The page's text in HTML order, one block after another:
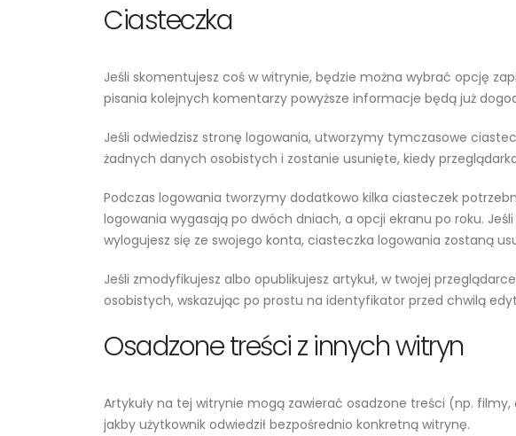
Ciasteczka
Jeśli skomentujesz coś w witrynie, będzie można wybrać opcję
pisania kolejnych komentarzy powyższe informacje będą już
Jeśli odwiedzisz stronę logowania, utworzymy tymczasowe
żadnych danych osobistych i zostanie usunięte, kiedy
Podczas logowania tworzymy dodatkowo kilka ciasteczek
logowania wygasają po dwóch dniach, a opcji ekranu po roku.
wylogujesz się ze swojego konta, ciasteczka logowania zostaną
Jeśli zmodyfikujesz albo opublikujesz artykuł, w twojej
osobistych, wskazując po prostu na identyfikator przed chwilą
Osadzone treści z innych witryn
Artykuły na tej witrynie mogą zawierać osadzone treści (np.
jakby użytkownik odwiedził bezpośrednio konkretną witrynę.